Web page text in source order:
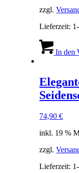
zzgl.
Lieferzeit:
In den
74,90€
inkl. 19 %
zzgl.
Lieferzeit: